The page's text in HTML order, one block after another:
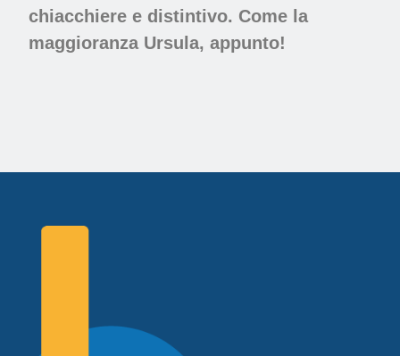
chiacchiere e distintivo. Come la
maggioranza Ursula, appunto!